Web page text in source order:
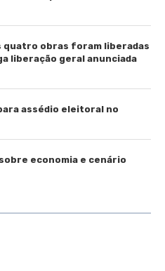
quatro obras foram liberadas
liberação geral anunciada
assédio eleitoral no
economia e cenário